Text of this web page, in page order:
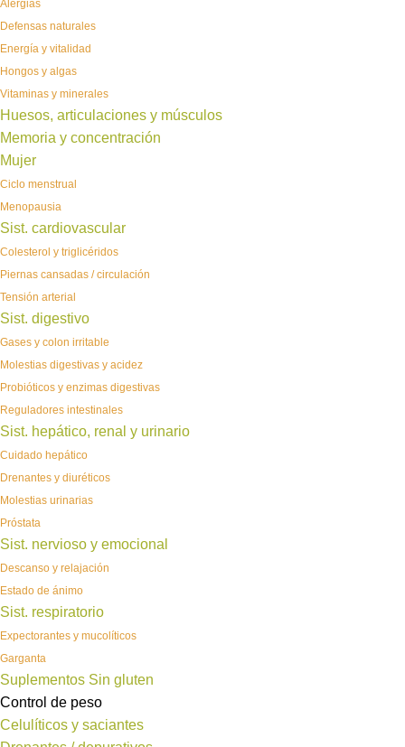
Alergias
Defensas naturales
Energía y vitalidad
Hongos y algas
Vitaminas y minerales
Huesos, articulaciones y músculos
Memoria y concentración
Mujer
Ciclo menstrual
Menopausia
Sist. cardiovascular
Colesterol y triglicéridos
Piernas cansadas / circulación
Tensión arterial
Sist. digestivo
Gases y colon irritable
Molestias digestivas y acidez
Probióticos y enzimas digestivas
Reguladores intestinales
Sist. hepático, renal y urinario
Cuidado hepático
Drenantes y diuréticos
Molestias urinarias
Próstata
Sist. nervioso y emocional
Descanso y relajación
Estado de ánimo
Sist. respiratorio
Expectorantes y mucolíticos
Garganta
Suplementos Sin gluten
Control de peso
Celulíticos y saciantes